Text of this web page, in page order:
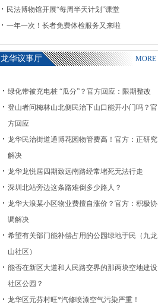
民法博物馆开展“每周半天计划”课堂
一年一次！长者免费体检服务又来啦
龙华议事厅 MORE
绿化带被充电桩 “瓜分”？官方回应：限期整改
登山者问梅林山北侧民治下山口能开小门吗？官
方回应
龙华民治街道通博花园物管费高！官方：正研究
解决
龙华龙悦居四期致远南路经常堵死无法行走
深圳北站旁边这条路难倒多少路人？
龙华大浪某小区物业费擅自涨价？官方：积极协
调解决
希望有关部门能补偿占用的公园绿地于民（九龙
山社区）
能否在新区大道和人民路交界的那两块空地建设
社区公园？
龙华区元芬村旺*汽修喷漆空气污染严重！